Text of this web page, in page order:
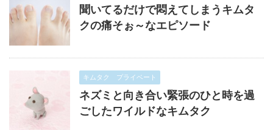
聞いてるだけで悶えてしまうキムタ
クの痛そぉ～なエピソード
キムタク プライベート
ネズミと向き合い緊張のひと時を過
ごしたワイルドなキムタク